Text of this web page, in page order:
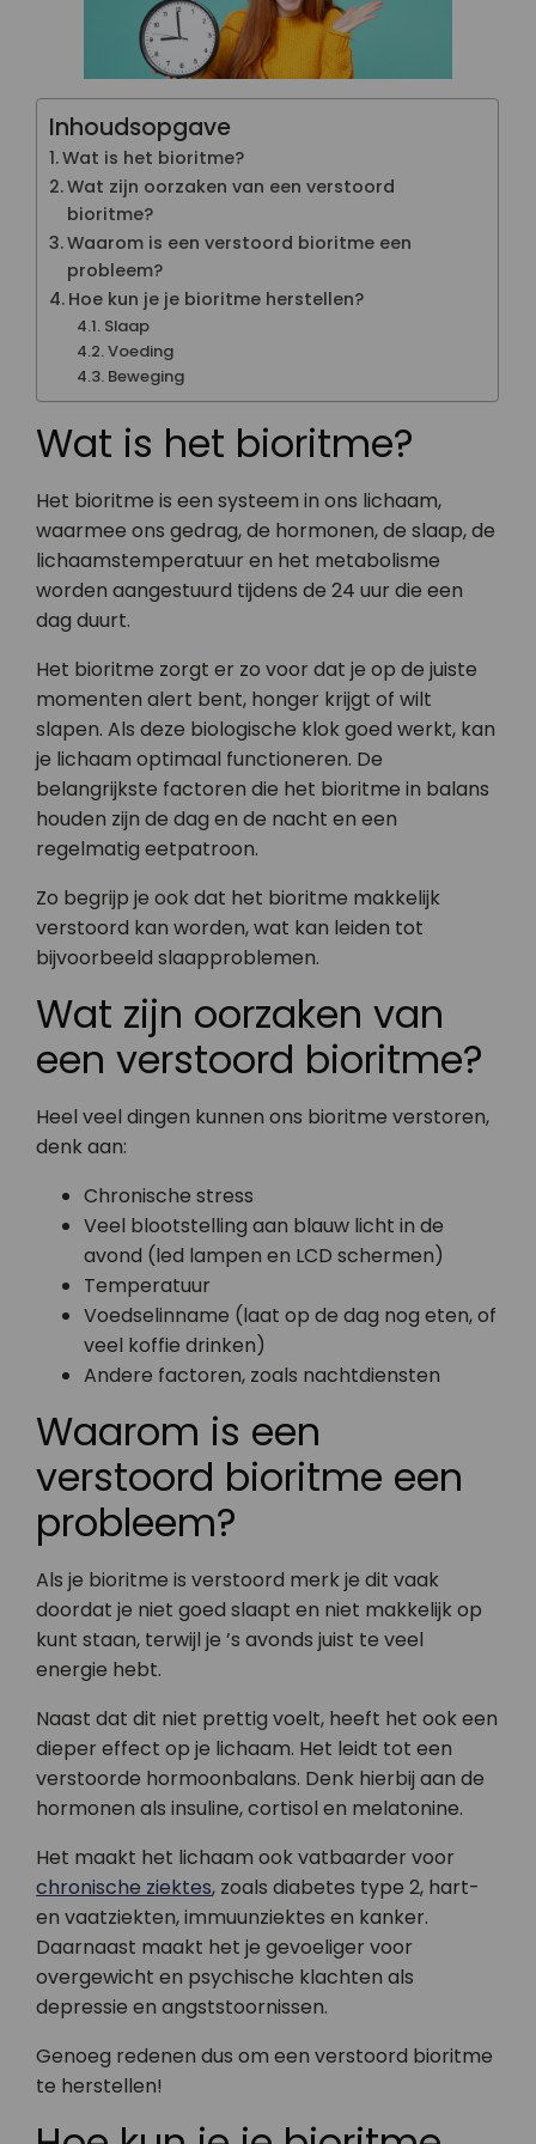
Inhoudsopgave
Wat is het bioritme?
Wat zijn oorzaken van een verstoord
bioritme?
Waarom is een verstoord bioritme een
probleem?
Hoe kun je je bioritme herstellen?
Slaap
Voeding
Beweging
Wat is het bioritme?
Het bioritme is een systeem in ons lichaam,
waarmee ons gedrag, de hormonen, de slaap, de
lichaamstemperatuur en het metabolisme
worden aangestuurd tijdens de 24 uur die een
dag duurt.
Het bioritme zorgt er zo voor dat je op de juiste
momenten alert bent, honger krijgt of wilt
slapen. Als deze biologische klok goed werkt, kan
je lichaam optimaal functioneren. De
belangrijkste factoren die het bioritme in balans
houden zijn de dag en de nacht en een
regelmatig eetpatroon.
Zo begrijp je ook dat het bioritme makkelijk
verstoord kan worden, wat kan leiden tot
bijvoorbeeld slaapproblemen.
Wat zijn oorzaken van
een verstoord bioritme?
Heel veel dingen kunnen ons bioritme verstoren,
denk aan:
Chronische stress
Veel blootstelling aan blauw licht in de
avond (led lampen en LCD schermen)
Temperatuur
Voedselinname (laat op de dag nog eten, of
veel koffie drinken)
Andere factoren, zoals nachtdiensten
Waarom is een
verstoord bioritme een
probleem?
Als je bioritme is verstoord merk je dit vaak
doordat je niet goed slaapt en niet makkelijk op
kunt staan, terwijl je ’s avonds juist te veel
energie hebt.
Naast dat dit niet prettig voelt, heeft het ook een
dieper effect op je lichaam. Het leidt tot een
verstoorde hormoonbalans. Denk hierbij aan de
hormonen als insuline, cortisol en melatonine.
Het maakt het lichaam ook vatbaarder voor
chronische ziektes, zoals diabetes type 2, hart-
en vaatziekten, immuunziektes en kanker.
Daarnaast maakt het je gevoeliger voor
overgewicht en psychische klachten als
depressie en angststoornissen.
Genoeg redenen dus om een verstoord bioritme
te herstellen!